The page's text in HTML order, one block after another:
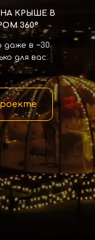
КРЫШЕ В
360º
в −30.
для вас.